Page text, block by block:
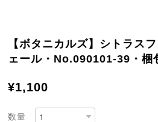
【ボタニカルズ】シトラス
ェール・No.090101-39・梱
¥1,100
数量